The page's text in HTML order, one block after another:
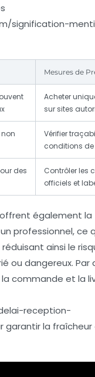
signification-
Mesures de
Acheter
sur sites
Vérifier
conditions
des
Contrôler les
officiels et
également la
professionnel, ce
ainsi le
ou dangereux. Par
commande et la
reception-
garantir la fraîcheur